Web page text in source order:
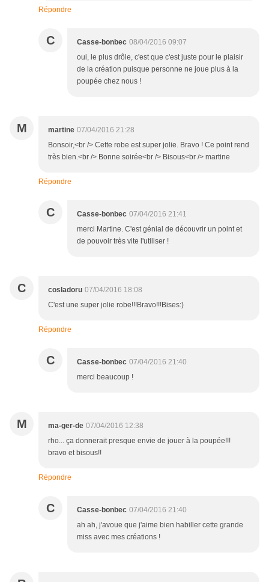
Répondre
C Casse-bonbec 08/04/2016 09:07
oui, le plus drôle, c'est que c'est juste pour le plaisir
de la création puisque personne ne joue plus à la
poupée chez nous !
M martine 07/04/2016 21:28
Bonsoir,<br /> Cette robe est super jolie. Bravo ! Ce point rend
très bien.<br /> Bonne soirée<br /> Bisous<br /> martine
Répondre
C Casse-bonbec 07/04/2016 21:41
merci Martine. C'est génial de découvrir un point et
de pouvoir très vite l'utiliser !
C cosIadoru 07/04/2016 18:08
C'est une super jolie robe!!!Bravo!!!Bises:)
Répondre
C Casse-bonbec 07/04/2016 21:40
merci beaucoup !
M ma-ger-de 07/04/2016 12:38
rho... ça donnerait presque envie de jouer à la poupée!!!
bravo et bisous!!
Répondre
C Casse-bonbec 07/04/2016 21:40
ah ah, j'avoue que j'aime bien habiller cette grande
miss avec mes créations !